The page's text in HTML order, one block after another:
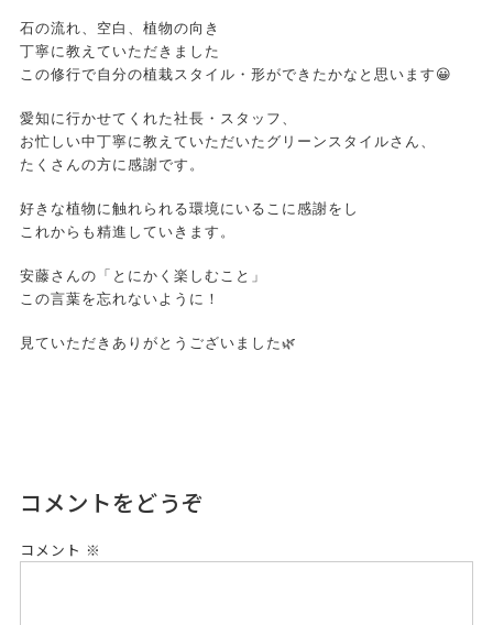
石の流れ、空白、植物の向き
丁寧に教えていただきました
この修行で自分の植栽スタイル・形ができたかなと思います😀
愛知に行かせてくれた社長・スタッフ、
お忙しい中丁寧に教えていただいたグリーンスタイルさん、
たくさんの方に感謝です。
好きな植物に触れられる環境にいるこに感謝をし
これからも精進していきます。
安藤さんの「とにかく楽しむこと」
この言葉を忘れないように！
見ていただきありがとうございました🌿
コメントをどうぞ
コメント ※